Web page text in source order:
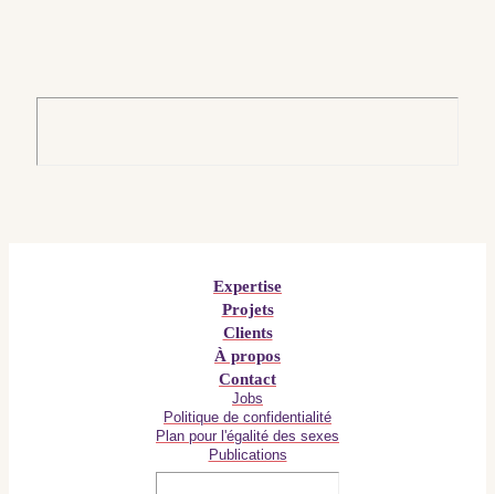
Expertise
Projets
Clients
À propos
Contact
Jobs
Politique de confidentialité
Plan pour l'égalité des sexes
Publications